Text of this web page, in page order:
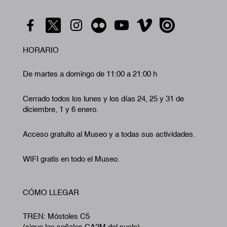
HORARIO
De martes a domingo de 11:00 a 21:00 h
Cerrado todos los lunes y los días 24, 25 y 31 de
diciembre, 1 y 6 enero.
Acceso gratuito al Museo y a todas sus actividades.
WIFI gratis en todo el Museo.
CÓMO LLEGAR
TREN: Móstoles C5